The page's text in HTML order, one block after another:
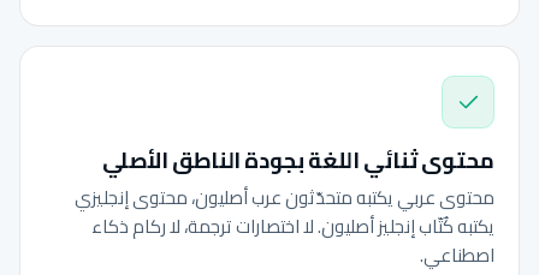
محتوى ثنائي اللغة بجودة الناطق الأصلي
محتوى عربي يكتبه متحدّثون عرب أصليون، محتوى إنجليزي
يكتبه كُتّاب إنجليز أصليون. لا اختصارات ترجمة، لا ركام ذكاء
اصطناعي.